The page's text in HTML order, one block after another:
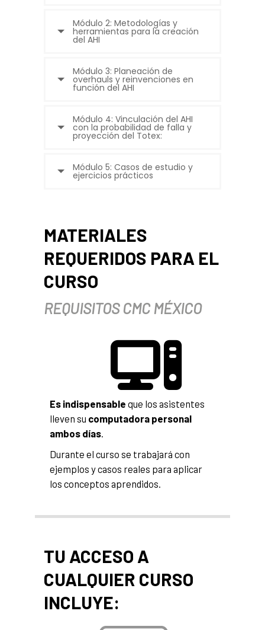
Módulo 2: Metodologías y
herramientas para la creación
del AHI
Módulo 3: Planeación de
overhauls y reinvenciones en
función del AHI
Módulo 4: Vinculación del AHI
con la probabilidad de falla y
proyección del Totex:
Módulo 5: Casos de estudio y
ejercicios prácticos
MATERIALES
REQUERIDOS PARA EL
CURSO
REQUISITOS CMC MÉXICO
Es indispensable que los asistentes
lleven su computadora personal
ambos días
Durante el curso se trabajará con
ejemplos y casos reales para aplicar
los conceptos aprendidos.
TU ACCESO A
CUALQUIER CURSO
INCLUYE: